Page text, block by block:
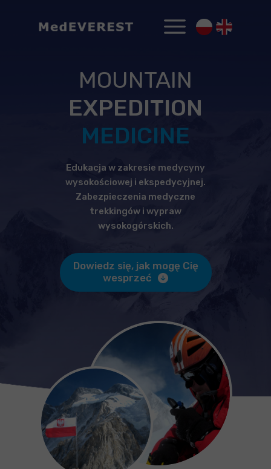
Dowiedz się, jak mogę Cię
wesprzeć
MOUNTAIN
EXPEDITION
MEDICINE
Edukacja w zakresie medycyny
wysokościowej i ekspedycyjnej.
Zabezpieczenia medyczne
trekkingów i wypraw
wysokogórskich.